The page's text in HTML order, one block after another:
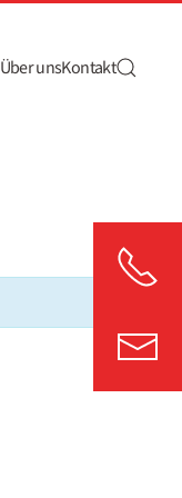
Über unsKontakt